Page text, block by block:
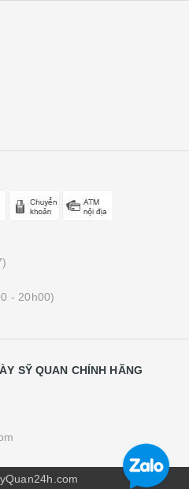
- 20h00)
SỸ QUAN CHÍNH HÃNG